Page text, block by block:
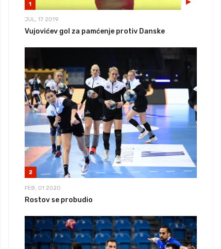
1
JUL, 17 2019
Vujovićev gol za pamćenje protiv Danske
2
FEB, 01 2020
Rostov se probudio